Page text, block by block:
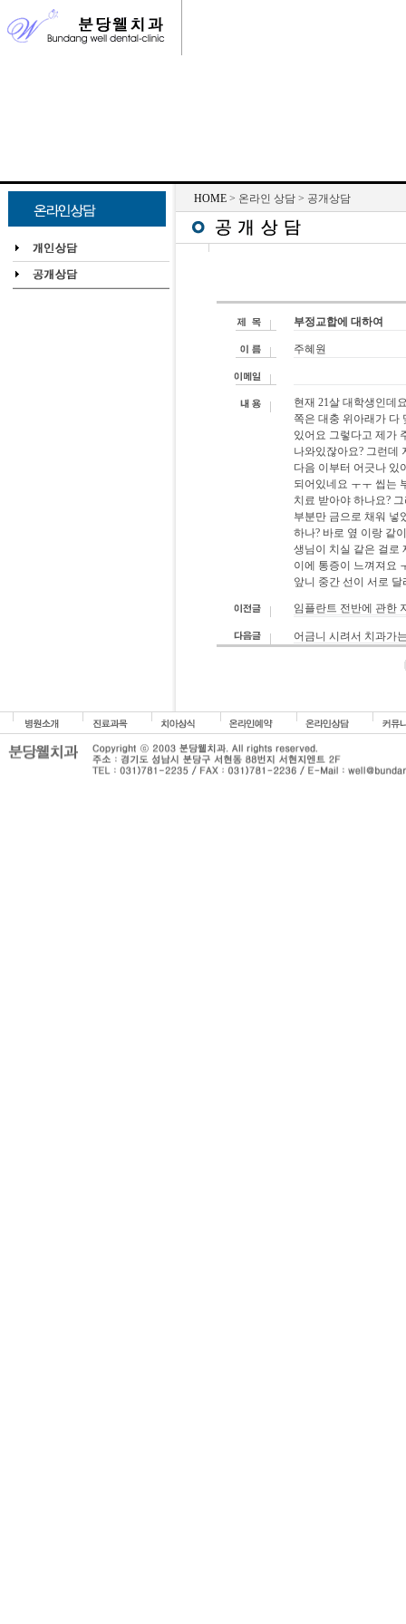
HOME > 온라인 상담 > 공개상담
부정교합에 대하여
주혜원
현재 21살 대학생인데
쪽은 대충 위아래가 다
있어요 그렇다고 제가
나와있잖아요? 그런데
다음 이부터 어긋나 있
되어있네요 ㅜㅜ 씹는
치료 받아야 하나요?
부분만 금으로 채워 넣
하나? 바로 옆 이랑 같
생님이 치실 같은 걸로
이에 통증이 느껴져요
앞니 중간 선이 서로 달
임플란트 전반에 관한
어금니 시려서 치과가